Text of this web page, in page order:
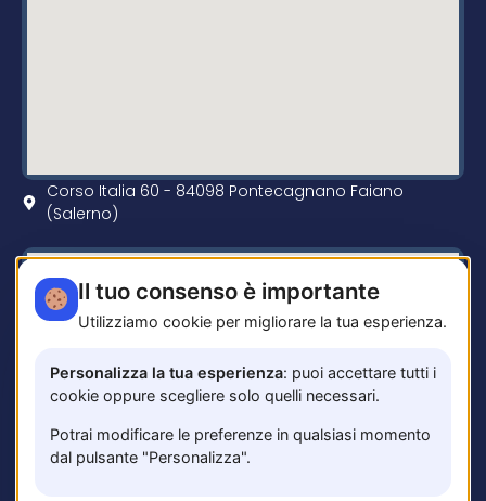
Corso Italia 60 - 84098 Pontecagnano Faiano
(Salerno)
Il tuo consenso è importante
Utilizziamo cookie per migliorare la tua esperienza.
Personalizza la tua esperienza: puoi accettare tutti i
cookie oppure scegliere solo quelli necessari.
Potrai modificare le preferenze in qualsiasi momento
dal pulsante "Personalizza".